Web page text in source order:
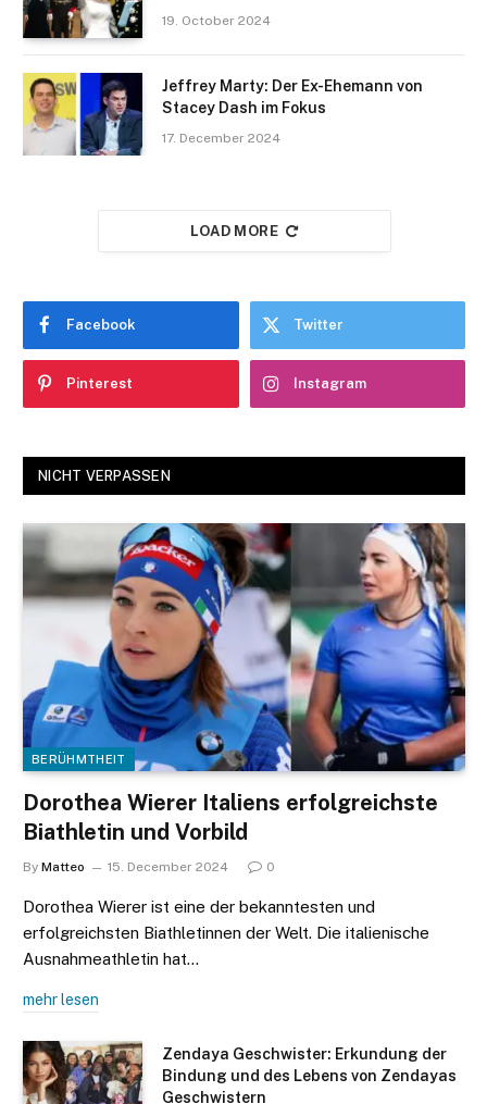
19. October 2024
Jeffrey Marty: Der Ex-Ehemann von
Stacey Dash im Fokus
17. December 2024
LOAD MORE
Facebook Twitter
Pinterest Instagram
NICHT VERPASSEN
BERÜHMTHEIT
Dorothea Wierer Italiens erfolgreichste
Biathletin und Vorbild
By Matteo 15. December 2024 0
Dorothea Wierer ist eine der bekanntesten und
erfolgreichsten Biathletinnen der Welt. Die italienische
Ausnahmeathletin hat…
mehr lesen
Zendaya Geschwister: Erkundung der
Bindung und des Lebens von Zendayas
Geschwistern